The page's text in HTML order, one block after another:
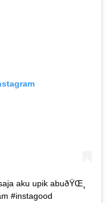
aku upik abuðŸŒ¸
#instagood